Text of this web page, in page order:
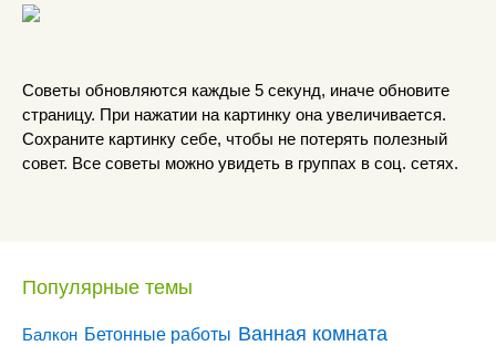
Советы обновляются каждые 5 секунд, иначе обновите
страницу. При нажатии на картинку она увеличивается.
Сохраните картинку себе, чтобы не потерять полезный
совет. Все советы можно увидеть в группах в соц. сетях.
Популярные темы
Балкон Бетонные работы Ванная комната